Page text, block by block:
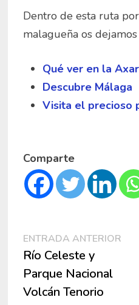
Dentro de esta ruta
malagueña os
Qué ver en la
Descubre Málaga
Visita el precioso
Comparte
Navegación
de
entradas
ENTRADA ANTERIOR
Río Celeste y
Parque Nacional
Volcán Tenorio